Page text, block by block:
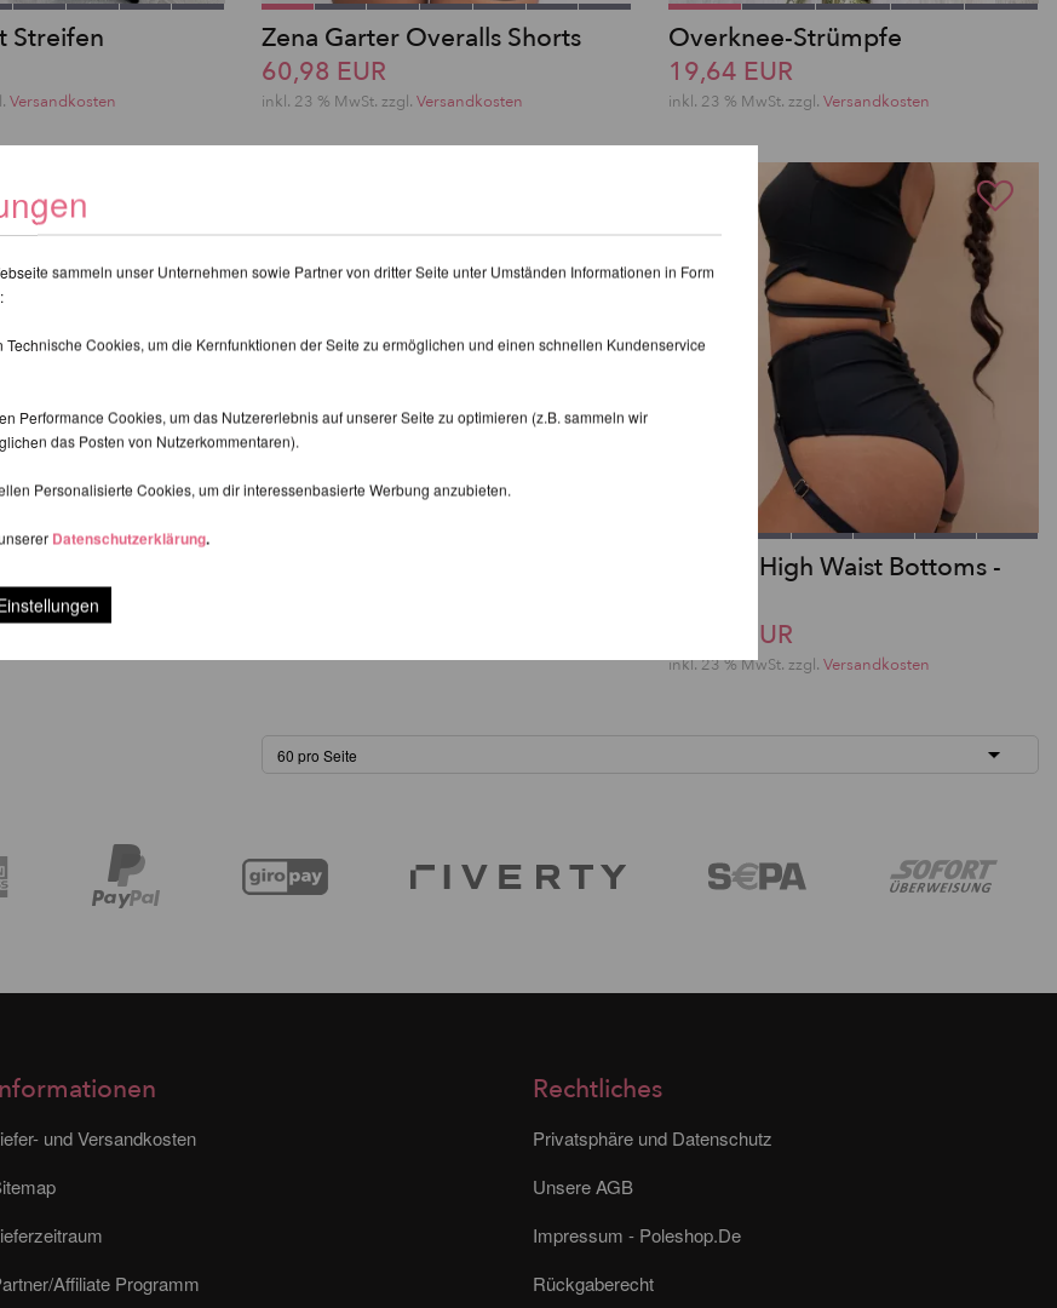
Streifen
Versandkosten
Zena Garter Overalls Shorts
60,98 EUR
inkl. 23 % MwSt. zzgl. Versandkosten
Overknee-Strümpfe
19,64 EUR
inkl. 23 % MwSt. zzgl. Versandkosten
Versandkosten
Kehlani High Waist Bottoms -
50,65 EUR
inkl. 23 % MwSt. zzgl. Versandkosten
und Versandkosten
Affiliate Programm
Rechtliches
Privatsphäre und Datenschutz
Unsere AGB
Impressum - Poleshop.De
Rückgaberecht
sammeln unser Unternehmen sowie Partner von dritter Seite unter Umständen Informationen in Form
Technische Cookies, um die Kernfunktionen der Seite zu ermöglichen und einen schnellen Kundenservice
Performance Cookies, um das Nutzererlebnis auf unserer Seite zu optimieren (z.B. sammeln wir
das Posten von Nutzerkommentaren).
Personalisierte Cookies, um dir interessenbasierte Werbung anzubieten.
Datenschutzerklärung.